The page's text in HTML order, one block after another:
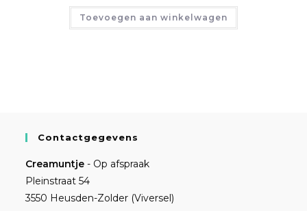
Toevoegen aan winkelwagen
Contactgegevens
Creamuntje - Op afspraak
Pleinstraat 54
3550 Heusden-Zolder (Viversel)